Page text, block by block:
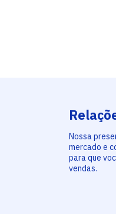
Nossa
mercado e
para que
vendas.